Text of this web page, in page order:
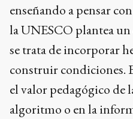
enseñando a pensar
la UNESCO plantea
se trata de incorporar
construir condiciones.
el valor pedagógico de
algoritmo o en la